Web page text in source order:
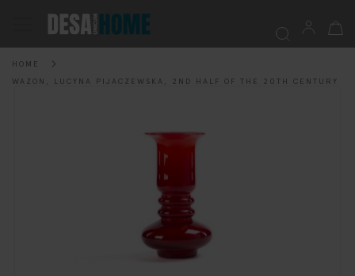
My
HOME
WAZON, LUCYNA PIJACZEWSKA, 2ND HALF OF THE 20TH CENTURY
Skip